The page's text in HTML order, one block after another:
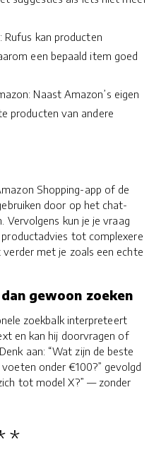
Rufus kan producten
een bepaald item goed
Naast Amazon’s eigen
producten van andere
Shopping-app of de
door op het chat-
Vervolgens kun je je vraag
tot complexere
met je zoals een echte
gewoon zoeken
zoekbalk interpreteert
en kan hij doorvragen of
aan: “Wat zijn de beste
onder €100?” gevolgd
tot model X?” — zonder